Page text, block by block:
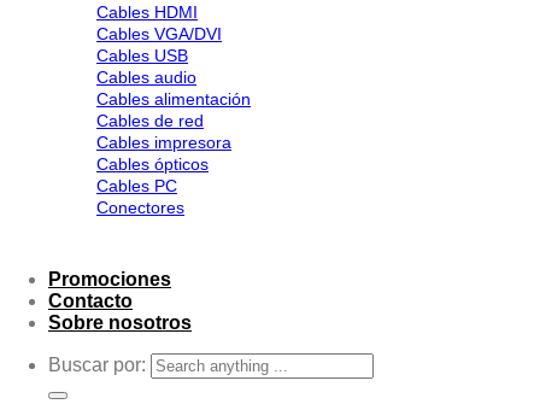
Cables HDMI
Cables VGA/DVI
Cables USB
Cables audio
Cables alimentación
Cables de red
Cables impresora
Cables ópticos
Cables PC
Conectores
Promociones
Contacto
Sobre nosotros
Buscar por: